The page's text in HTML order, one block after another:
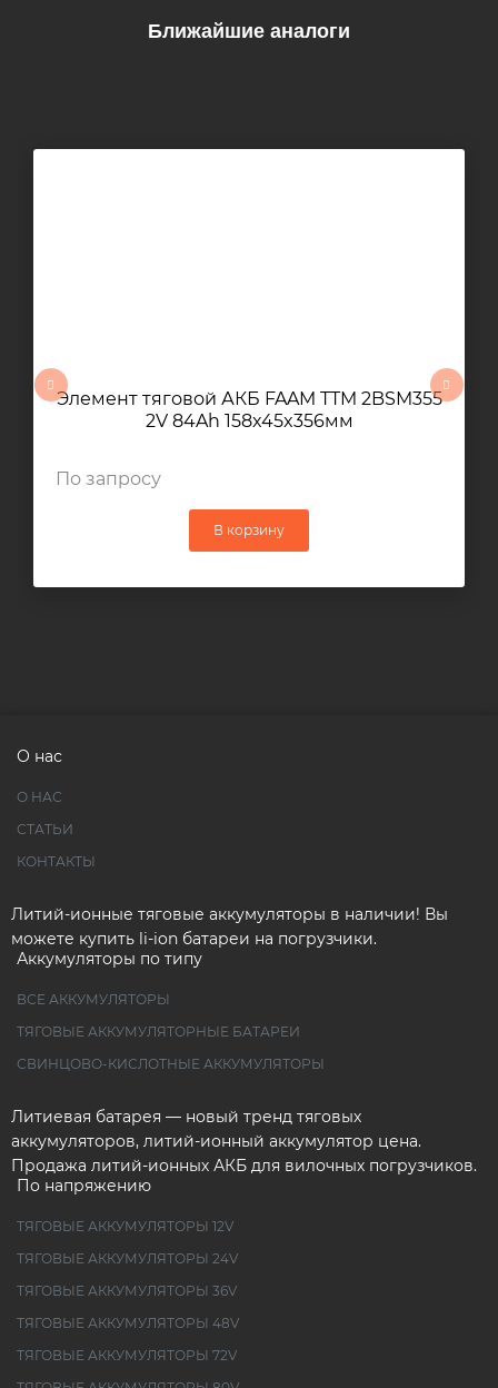
Ближайшие аналоги
Элемент тяговой АКБ FAAM TTM 2BSM355
2V 84Ah 158x45x356мм
По запросу
В корзину
О нас
О НАС
СТАТЬИ
КОНТАКТЫ
Литий-ионные тяговые аккумуляторы в наличии! Вы
можете купить li-ion батареи на погрузчики.
Аккумуляторы по типу
ВСЕ АККУМУЛЯТОРЫ
ТЯГОВЫЕ АККУМУЛЯТОРНЫЕ БАТАРЕИ
СВИНЦОВО-КИСЛОТНЫЕ АККУМУЛЯТОРЫ
Литиевая батарея — новый тренд тяговых
аккумуляторов, литий-ионный аккумулятор цена.
Продажа литий-ионных АКБ для вилочных погрузчиков.
По напряжению
ТЯГОВЫЕ АККУМУЛЯТОРЫ 12V
ТЯГОВЫЕ АККУМУЛЯТОРЫ 24V
ТЯГОВЫЕ АККУМУЛЯТОРЫ 36V
ТЯГОВЫЕ АККУМУЛЯТОРЫ 48V
ТЯГОВЫЕ АККУМУЛЯТОРЫ 72V